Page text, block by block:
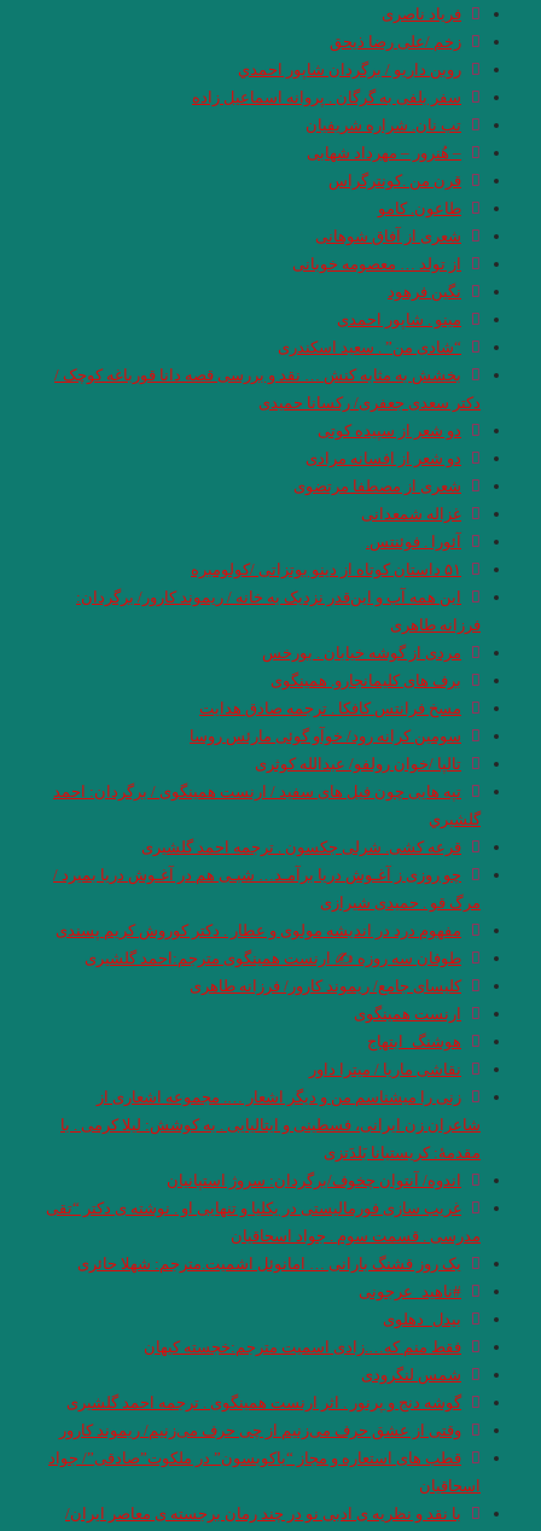
فریاد ناصری
زخم /علی رضا ذیحق
روبن داريو / برگردان شاپور احمدي
سفر بلفی به گرگان . پروانه اسماعیل زاده
تب نان. شراره شریفیان
– هُنرور – مهرداد شهابی
قرن من .کونترگراس
طاعون. کامو
شعری از آفاق شوهانی
از تولد … معصومه خوبانی
نگین فرهود
مینو . شاپور احمدی
“شادی‌ من” . سعید اسکندری
بخشش به مثابه کنش … نقد و بررسی قصه دانا قورباغه کوچک /
دکتر سعدی جعفری/ رکسانا حمیدی
دو شعر از سپیده کوتی
دو شعر از افسانه مرادی
شعری از مصطفا مرتضوی
غزاله شمعدانی
آئورا . فوئنتس.
۵۱ داستان کوتاه از دینو بوتزاتی /کولومبره
این همه آب و این‌قدر نزدیک به خانه / ریموند کارور/ برگردان:
فرزانه طاهری
مردی از گوشه خیابان . بورخس
برف های کلیمانجارو. همینگوی
مسخ فرانتس کافکا . ترجمه صادق هدایت
سومین کرانه رود/ خوآو گوئی مارئس روسا
تالپا /خوان رولفو/ عبدالله کوثری
تپه هایی چون فیل های سفید / ارنست همینگوی / برگردان: احمد
گلشيري
قرعه کشی. شرلی جکسون . ترجمه احمد گلشیری
چو روزی ز آغـوش دریا برآمـد… شبـی هم در آغـوش دریا بمیرد /
مرگ قو . حمیدی شیرازی
مفهوم درد در اندیشه مولوی و عطار . دکتر کوروش کریم پسندی
طوفان سه روزه ✍ ارنست همینگوی مترجم:احمد گلشیری
کلیسای جامع/ ریموند کارور/ فرزانه طاهری
ارنست همینگوی
هوشنگ_ابتهاج
نقاشی ماریا / میترا داور
زنی را میشناسم من و دیگر اشعار …. مجموعه اشعاری از
شاعران زن ایرانی، فسطینی و ایتالیایی . به کوشش: لیلا کرمی . با
مقدمۀ: کریستیانا بَلدَتزی
اندوه/ آنتوان چخوف/برگردان: سروژ استپانیان
غریب سازی فورمالیستی در یکلیا و تنهایی او . نوشته ی دکتر “تقی
مدرسی . قسمت سوم . جواد اسحاقیان
یک روز قشنگ بارانی … امانوئل اشمیت.مترجم: شهلا حائری
#ناهید_عرجونی
بیدل_دهلوی
فقط منم که….زادی اسمیت مترجم:خجسته کیهان
شمس لنگرودی
گوشه دنج و پرنور . اثر ارنست همینگوی . ترجمه احمد گلشیری
وقتی از عشق حرف می‌زنیم از چی حرف می‌زنیم/ ریموند کارور
قطب های استعاره و مجاز “یاکوبسون” در ملکوت”صادقی”/ جواد
اسحاقیان
با نقد و نظریه ی ادبی نو در چند رمان برجسته ی معاصر ایران/